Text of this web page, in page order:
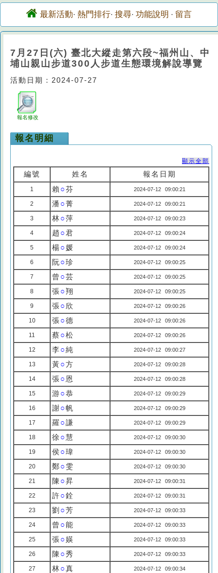
最新活動· 熱門排行· 搜尋· 功能說明 · 留言
7月27日(六) 臺北大縱走第六段~福州山、中
埔山親山步道300人步道生態環境解說導覽
活動日期：2024-07-27
報名修改
報名明細
顯示全部
編號 姓名 報名日期
1 賴 ○芬 2024-07-12 09:00:21
2 潘 ○菁 2024-07-12 09:00:21
3 林○萍 2024-07-12 09:00:23
4 趙 ○君 2024-07-12 09:00:24
5 楊○媛 2024-07-12 09:00:24
6 阮○珍 2024-07-12 09:00:25
7 曾 ○芸 2024-07-12 09:00:25
8 張○翔 2024-07-12 09:00:25
9 張○ 欣 2024-07-12 09:00:26
10 張○德 2024-07-12 09:00:26
11 蔡○松 2024-07-12 09:00:26
12 李○純 2024-07-12 09:00:27
13 黃○方 2024-07-12 09:00:28
14 張○ 恩 2024-07-12 09:00:28
15 游○恭 2024-07-12 09:00:29
16 謝○帆 2024-07-12 09:00:29
17 羅 ○謙 2024-07-12 09:00:29
18 徐 ○慧 2024-07-12 09:00:30
19 侯○瑋 2024-07-12 09:00:30
20 鄭○ 雯 2024-07-12 09:00:30
21 陳 ○昇 2024-07-12 09:00:31
22 許○銓 2024-07-12 09:00:31
23 劉 ○芳 2024-07-12 09:00:33
24 曾 ○能 2024-07-12 09:00:33
25 張○媖 2024-07-12 09:00:33
26 陳 ○秀 2024-07-12 09:00:33
27 林○真 2024-07-12 09:00:34